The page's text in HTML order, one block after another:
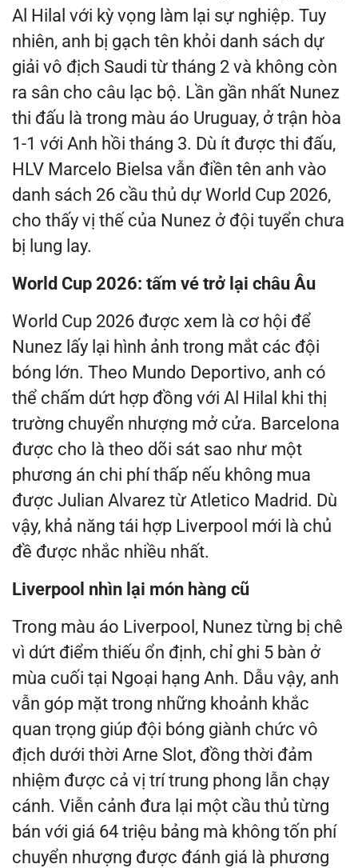
Al Hilal với kỳ vọng làm lại sự nghiệp. Tuy
nhiên, anh bị gạch tên khỏi danh sách dự
giải vô địch Saudi từ tháng 2 và không còn
ra sân cho câu lạc bộ. Lần gần nhất Nunez
thi đấu là trong màu áo Uruguay, ở trận hòa
1-1 với Anh hồi tháng 3. Dù ít được thi đấu,
HLV Marcelo Bielsa vẫn điền tên anh vào
danh sách 26 cầu thủ dự World Cup 2026,
cho thấy vị thế của Nunez ở đội tuyển chưa
bị lung lay.
World Cup 2026: tấm vé trở lại châu Âu
World Cup 2026 được xem là cơ hội để
Nunez lấy lại hình ảnh trong mắt các đội
bóng lớn. Theo Mundo Deportivo, anh có
thể chấm dứt hợp đồng với Al Hilal khi thị
trường chuyển nhượng mở cửa. Barcelona
được cho là theo dõi sát sao như một
phương án chi phí thấp nếu không mua
được Julian Alvarez từ Atletico Madrid. Dù
vậy, khả năng tái hợp Liverpool mới là chủ
đề được nhắc nhiều nhất.
Liverpool nhìn lại món hàng cũ
Trong màu áo Liverpool, Nunez từng bị chê
vì dứt điểm thiếu ổn định, chỉ ghi 5 bàn ở
mùa cuối tại Ngoại hạng Anh. Dẫu vậy, anh
vẫn góp mặt trong những khoảnh khắc
quan trọng giúp đội bóng giành chức vô
địch dưới thời Arne Slot, đồng thời đảm
nhiệm được cả vị trí trung phong lẫn chạy
cánh. Viễn cảnh đưa lại một cầu thủ từng
bán với giá 64 triệu bảng mà không tốn phí
chuyển nhượng được đánh giá là phương